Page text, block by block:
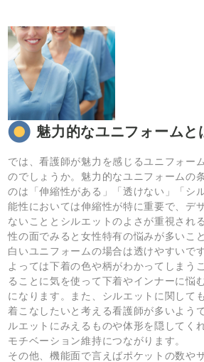
魅力的なユニフォームと
では、看護師が魅力を感じるユニフォー
のでしょうか。魅力的なユニフォームの
のは「伸縮性がある」「透けない」「シ
能性においては伸縮性が特に重要で、デ
ないこととシルエットのよさが重視され
性の面でみると女性特有の悩みが多いこ
白いユニフォームの場合は透けやすいで
よっては下着の色や柄がわかってしまう
ることに気を使って下着やインナーに悩
になります。また、シルエットに関して
着こなしたいと考える看護師が多いよう
ルエットにみえるものや体形を隠してく
モチベーション維持につながります。
その他、機能面で言えばポケットの数や